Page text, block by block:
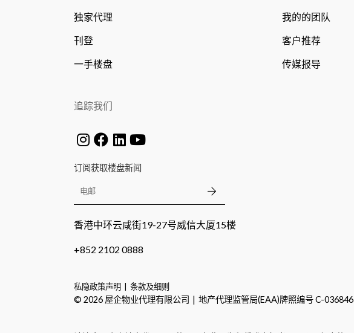
独家代理
刊登
一手楼盘
我的的团队
客户推荐
传媒报导
追踪我们
订阅获取楼盘新闻
香港中环云咸街19-27号威信大厦15楼
+852 2102 0888
私隐政策声明 条款及细则
© 2026 屋企物业代理有限公司 地产代理监管局(EAA)牌照编号C-036846